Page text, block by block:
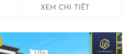
XEM CHI TIẾT